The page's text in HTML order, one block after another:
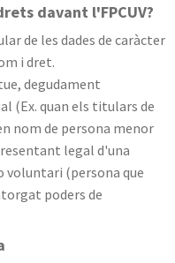
davant l'FPCUV?
de les dades de caràcter
i dret.
degudament
(Ex. quan els titulars de
nom de persona menor
legal d'una
voluntari (persona que
poders de